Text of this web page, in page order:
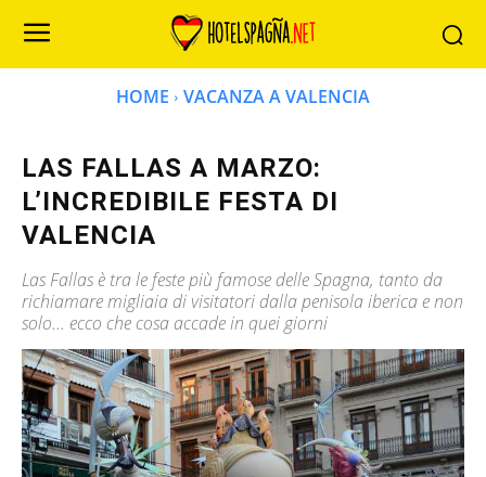
HOME VACANZA A VALENCIA
LAS FALLAS A MARZO:
L’INCREDIBILE FESTA DI
VALENCIA
Las Fallas è tra le feste più famose delle Spagna, tanto da
richiamare migliaia di visitatori dalla penisola iberica e non
solo... ecco che cosa accade in quei giorni